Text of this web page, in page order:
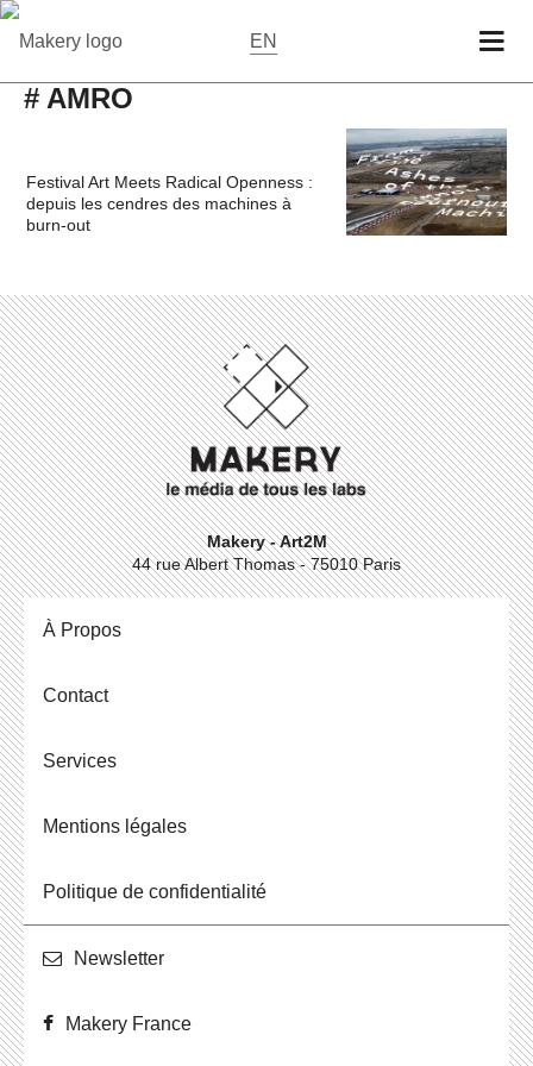
EN
# AMRO
Festival Art Meets Radical Openness :
depuis les cendres des machines à
burn-out
Makery - Art2M
44 rue Albert Thomas - 75010 Paris
À Propos
Contact
Ser­vices
Men­tions légales
Po­li­tique de confidentialité
News­let­ter
Makery France